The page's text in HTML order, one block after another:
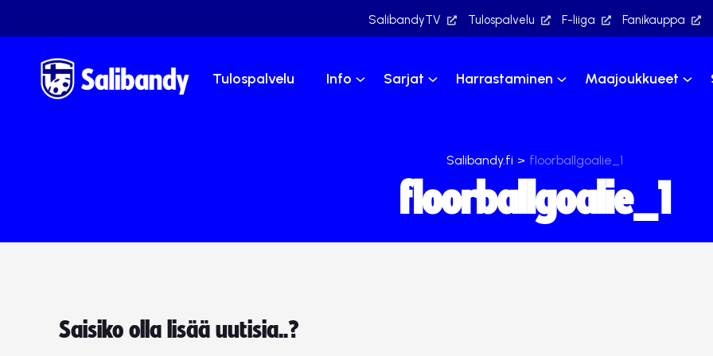
SalibandyTV Tulospalvelu F-liiga Fanikauppa
Tulospalvelu Info Sarjat Harrastaminen Maajoukkueet
Salibandy.fi > floorballgoalie_1
floorballgoalie_1
Saisiko olla lisää uutisia..?